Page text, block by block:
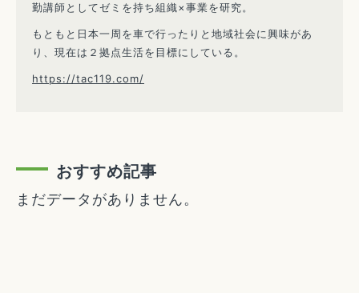
勤講師としてゼミを持ち組織×事業を研究。
もともと日本一周を車で行ったりと地域社会に興味があ
り、現在は２拠点生活を目標にしている。
https://tac119.com/
おすすめ記事
まだデータがありません。